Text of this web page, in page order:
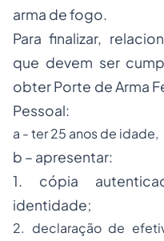
arma de fogo.
Para finalizar,
que devem ser
obter Porte de Arma
Pessoal:
a - ter 25 anos de idade,
b – apresentar:
1. cópia
identidade;
2. declaração de